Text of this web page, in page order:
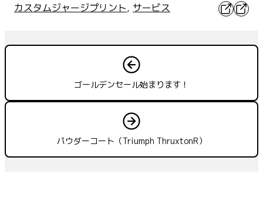
カスタムジャージプリント, サービス X
ゴールデンセール始まります！
パウダーコート（Triumph ThruxtonR）